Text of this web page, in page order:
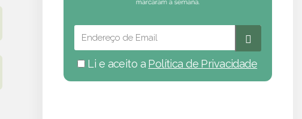
Li e aceito a Política de Privacidade